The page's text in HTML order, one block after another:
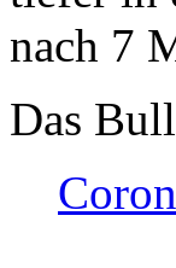
nach 7
Das